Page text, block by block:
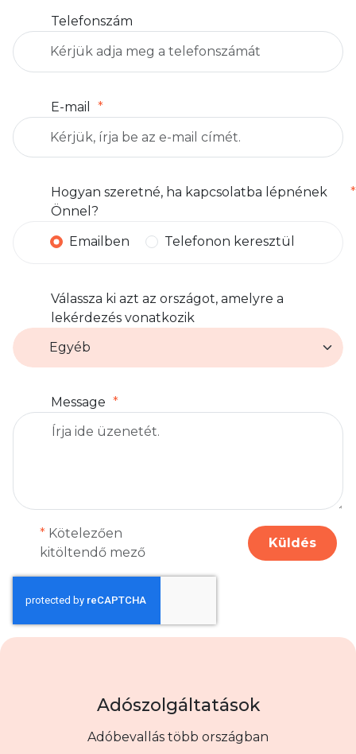
Telefonszám
E-mail
Hogyan szeretné, ha kapcsolatba lépnének
Önnel?
Emailben
Telefonon keresztül
Válassza ki azt az országot, amelyre a
lekérdezés vonatkozik
Message
* Kötelezően
kitöltendő mező
Küldés
Adószolgáltatások
Adóbevallás több országban